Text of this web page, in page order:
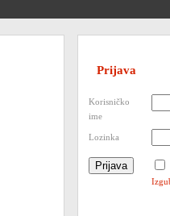
Prijava
Korisničko
ime
Lozinka